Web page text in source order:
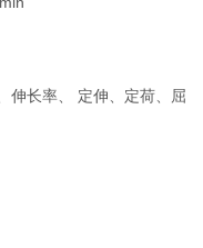
伸长率、 定伸、定荷、屈